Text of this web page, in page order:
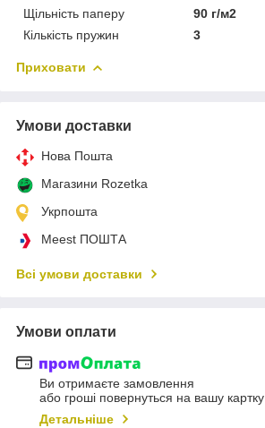
Щільність паперу
90 г/м2
Кількість пружин
3
Приховати
Умови доставки
Нова Пошта
Магазини Rozetka
Укрпошта
Meest ПОШТА
Всі умови доставки
Умови оплати
Ви отримаєте замовлення
або гроші повернуться на вашу картку
Детальніше